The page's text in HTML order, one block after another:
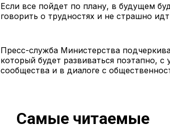
Если все пойдет по плану, в будущем
говорить о трудностях и не страшно
Пресс-служба Министерства
который будет развиваться поэтапно, с
сообщества и в диалоге с
Самые читаемые